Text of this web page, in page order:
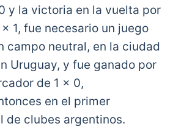
y la victoria en la vuelta por
1, fue necesario un juego
campo neutral, en la ciudad
Uruguay, y fue ganado por
de 1 x 0,
en el primer
de clubes argentinos.